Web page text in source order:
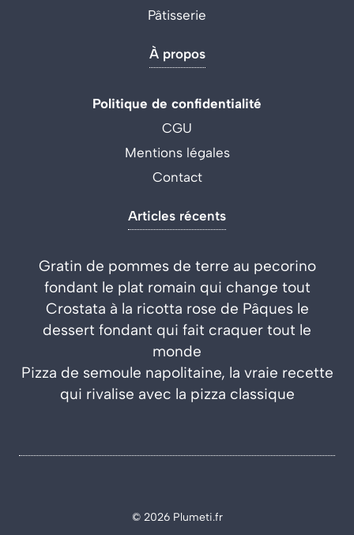
Pâtisserie
À propos
Politique de confidentialité
CGU
Mentions légales
Contact
Articles récents
Gratin de pommes de terre au pecorino
fondant le plat romain qui change tout
Crostata à la ricotta rose de Pâques le
dessert fondant qui fait craquer tout le
monde
Pizza de semoule napolitaine, la vraie recette
qui rivalise avec la pizza classique
© 2026 Plumeti.fr